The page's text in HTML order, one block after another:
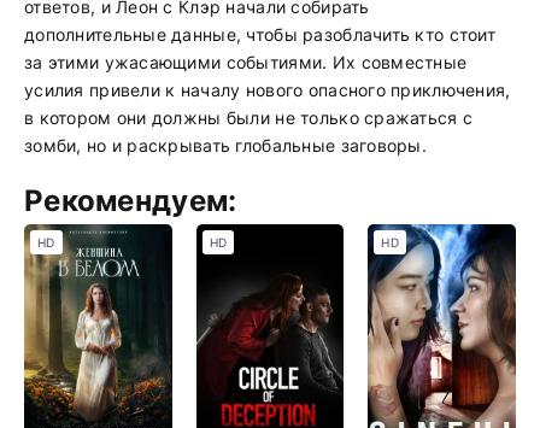
ответов, и Леон с Клэр начали собирать
дополнительные данные, чтобы разоблачить кто стоит
за этими ужасающими событиями. Их совместные
усилия привели к началу нового опасного приключения,
в котором они должны были не только сражаться с
зомби, но и раскрывать глобальные заговоры.
Рекомендуем:
HD HD HD